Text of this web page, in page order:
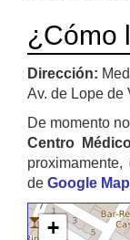
¿Cómo
Dirección:
Av. de Lope de
De momento
Centro
de Google
+